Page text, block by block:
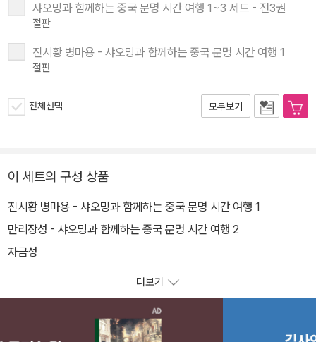
샤오밍과 함께하는 중국 문명 시간 여행 1~3 세트 - 전3권
절판
진시황 병마용 - 샤오밍과 함께하는 중국 문명 시간 여행 1
절판
전체선택 모두보기
이 세트의 구성 상품
진시황 병마용 - 샤오밍과 함께하는 중국 문명 시간 여행 1
만리장성 - 샤오밍과 함께하는 중국 문명 시간 여행 2
자금성
더보기